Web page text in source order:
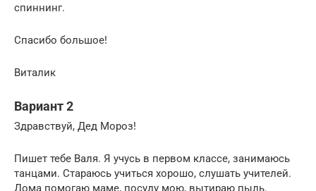
спиннинг.
Спасибо большое!
Виталик
Вариант 2
Здравствуй, Дед Мороз!
Пишет тебе Валя. Я учусь в первом классе, занимаюсь
танцами. Стараюсь учиться хорошо, слушать учителей.
Дома помогаю маме, посуду мою, вытираю пыль.